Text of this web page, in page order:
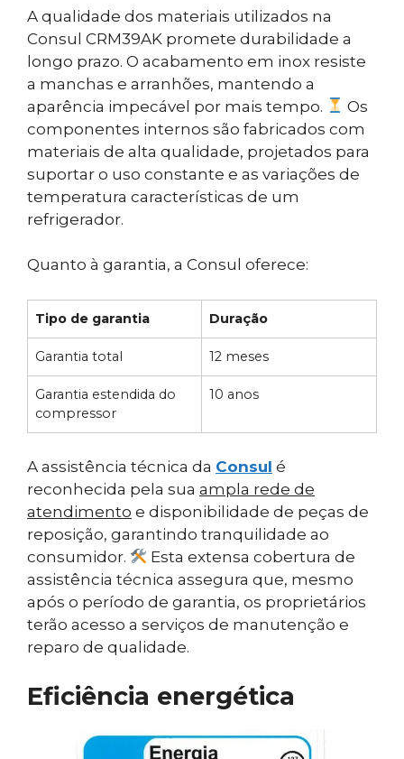
A qualidade dos materiais utilizados na
Consul CRM39AK promete durabilidade a
longo prazo. O acabamento em inox resiste
a manchas e arranhões, mantendo a
aparência impecável por mais tempo.
Os
componentes internos são fabricados com
materiais de alta qualidade, projetados para
suportar o uso constante e as variações de
temperatura características de um
refrigerador.
Quanto à garantia, a Consul oferece:
Tipo de garantia Duração
Garantia total 12 meses
Garantia estendida do
compressor
10 anos
A assistência técnica da Consul é
reconhecida pela sua ampla rede de
atendimento e disponibilidade de peças de
reposição, garantindo tranquilidade ao
consumidor.
Esta extensa cobertura de
assistência técnica assegura que, mesmo
após o período de garantia, os proprietários
terão acesso a serviços de manutenção e
reparo de qualidade.
Eficiência energética